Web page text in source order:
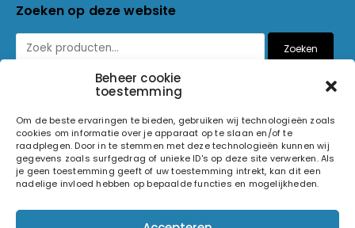
Beheer cookie
toestemming
Om de beste ervaringen te bieden, gebruiken wij technologieën zoals
cookies om informatie over je apparaat op te slaan en/of te
raadplegen. Door in te stemmen met deze technologieën kunnen wij
gegevens zoals surfgedrag of unieke ID's op deze site verwerken. Als
je geen toestemming geeft of uw toestemming intrekt, kan dit een
nadelige invloed hebben op bepaalde functies en mogelijkheden.
Zoeken op deze website
Zoeken
Betaalmethoden
© 2026 Light and Sound Factory. Alle rechten voorbehouden.